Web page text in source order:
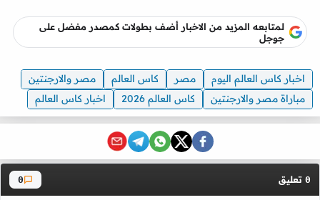
لمتابعه المزيد من الاخبار أضف بطولات كمصدر مفضل على
جوجل
اخبار كاس العالم اليوم مصر كاس العالم
مصر والارجنتين
مباراة مصر والارجنتين
كاس العالم 2026 اخبار كاس العالم
0 تعليق 0